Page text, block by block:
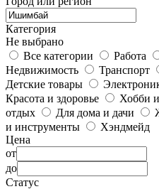
Категория
Не выбрано
Все категории
Работа
Недвижимость
Транспорт
Детские товары
Красота и здоровье
Хобби
отдых
Для дома и дачи
и инструменты
Хэндмейд
Цена
от
до
Статус